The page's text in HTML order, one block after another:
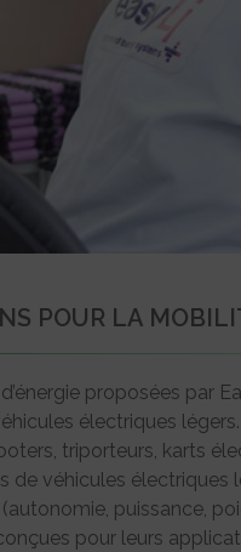
POUR LA
proposées par
électriques
triporteurs, karts
de véhicules
puissance,
pour leurs